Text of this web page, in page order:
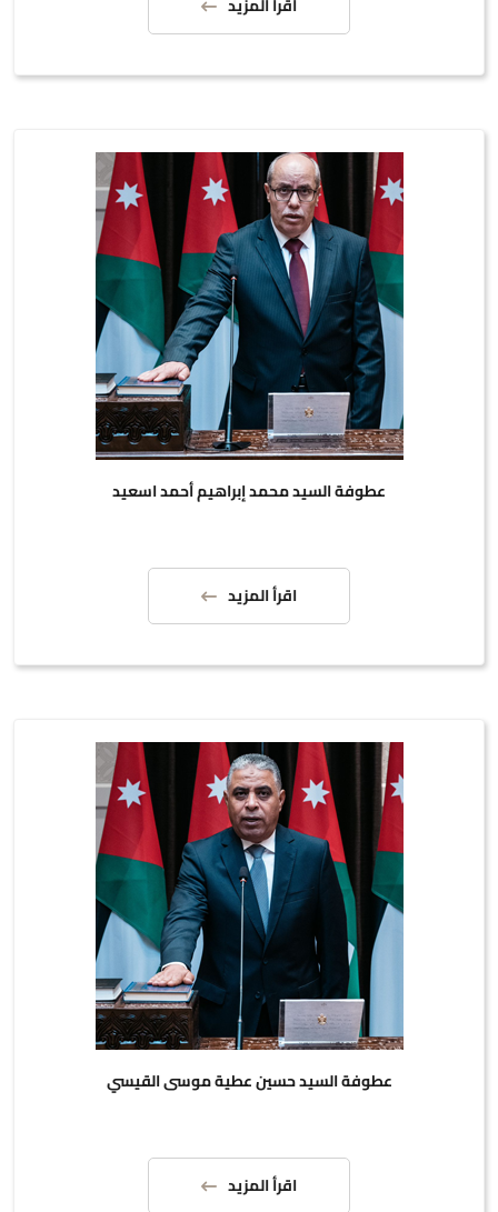
عطوفة السيد محمد إبراهيم أحمد اسعيد
اقرأ المزيد
عطوفة السيد حسين عطية موسى القيسي
اقرأ المزيد